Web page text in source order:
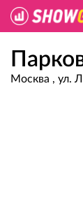
Москва , ул.